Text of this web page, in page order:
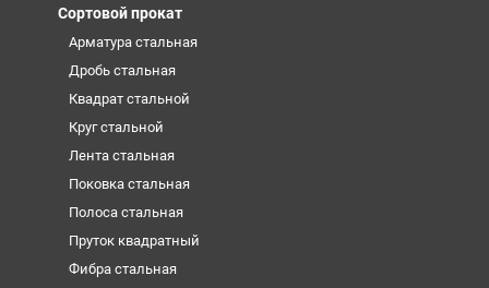
Сортовой прокат
Арматура стальная
Дробь стальная
Квадрат стальной
Круг стальной
Лента стальная
Поковка стальная
Полоса стальная
Пруток квадратный
Фибра стальная